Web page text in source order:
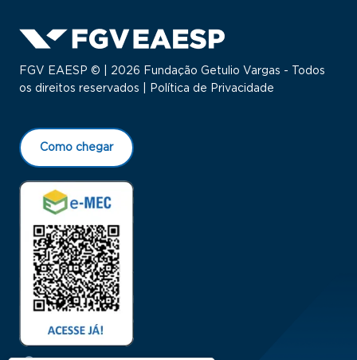
FGV EAESP © | 2026 Fundação Getulio Vargas - Todos
os direitos reservados |
Política de Privacidade
Como chegar
Menu Rodapé 1